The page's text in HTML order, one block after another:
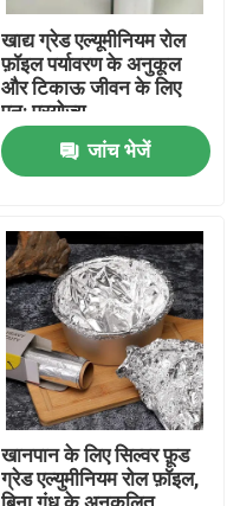
खाद्य ग्रेड एल्यूमीनियम रोल
फ़ॉइल पर्यावरण के अनुकूल
और टिकाऊ जीवन के लिए
पुन: प्रयोज्य
जांच भेजें
खानपान के लिए सिल्वर फ़ूड
ग्रेड एल्युमीनियम रोल फ़ॉइल,